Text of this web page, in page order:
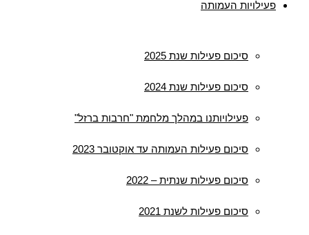
פעילויות העמותה
סיכום פעילות שנת 2025
סיכום פעילות שנת 2024
פעילויותנו במהלך מלחמת "חרבות ברזל"
סיכום פעילות העמותה עד אוקטובר 2023
סיכום פעילות שנתית – 2022
סיכום פעילות לשנת 2021